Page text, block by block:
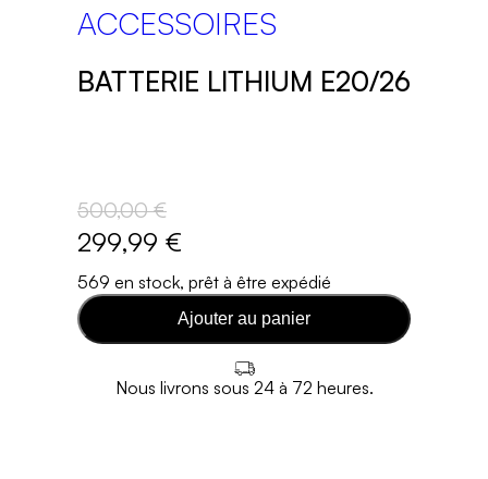
ACCESSOIRES
BATTERIE LITHIUM E20/26
500,00 €
299,99 €
569 en stock, prêt à être expédié
Ajouter au panier
Nous livrons sous 24 à 72 heures.